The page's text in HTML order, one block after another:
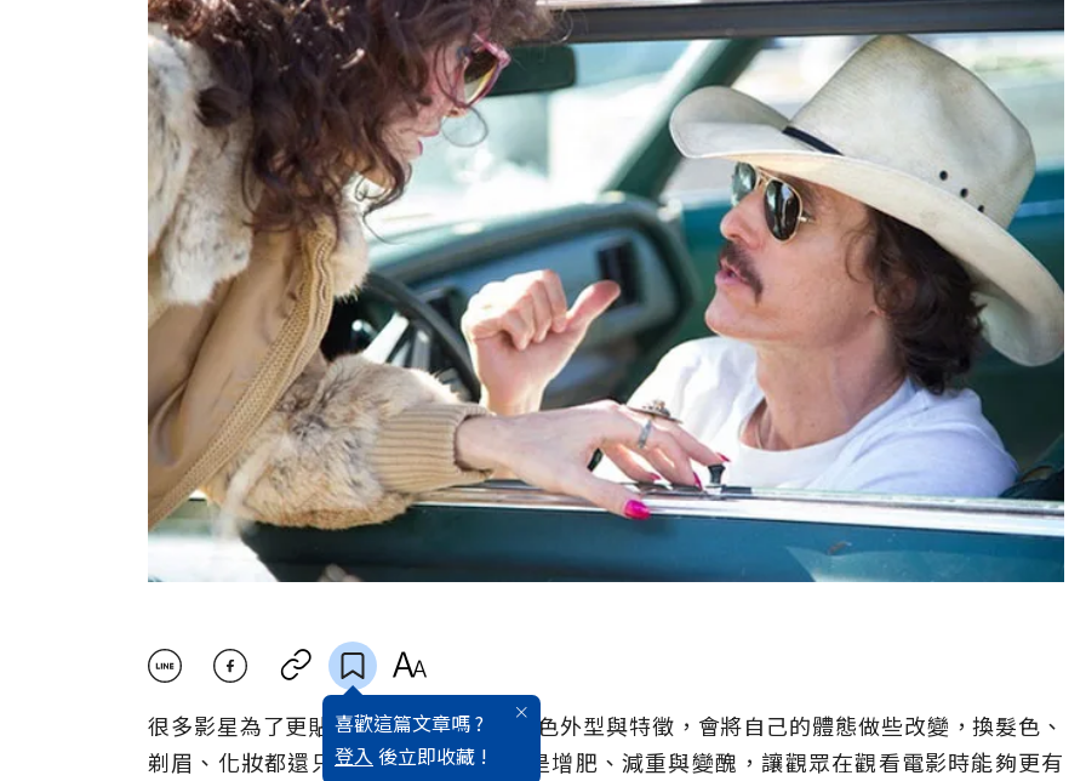
喜歡這篇文章嗎 ?
登入 後立即收藏 !
很多影星為了更貼切電影中所飾演的角色外型與特徵，會將自己的體態做些改變，換髮色、
剃眉、化妝都還只是小CASS，更多的是增肥、減重與變醜，讓觀眾在觀看電影時能夠更有